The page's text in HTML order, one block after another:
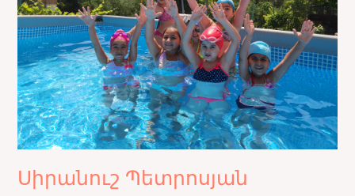
Սիրանուշ Պետրոսյան